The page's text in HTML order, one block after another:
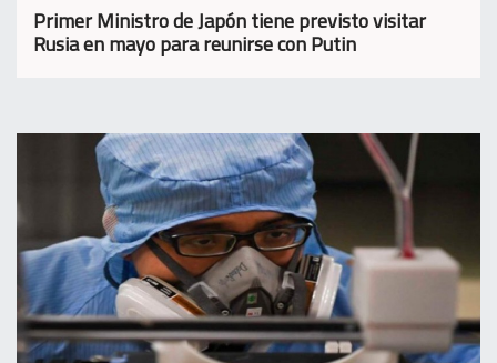
Primer Ministro de Japón tiene previsto visitar
Rusia en mayo para reunirse con Putin